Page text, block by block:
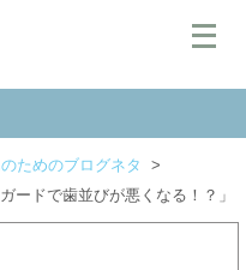
ためのブログネタ
ードで歯並びが悪くなる！？」